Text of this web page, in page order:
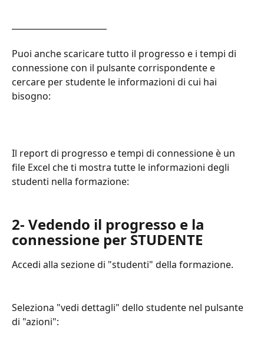
Puoi anche scaricare tutto il progresso e i tempi di
connessione con il pulsante corrispondente e
cercare per studente le informazioni di cui hai
bisogno:
Il report di progresso e tempi di connessione è un
file Excel che ti mostra tutte le informazioni degli
studenti nella formazione:
2- Vedendo il progresso e la
connessione per STUDENTE
Accedi alla sezione di "studenti" della formazione.
Seleziona "vedi dettagli" dello studente nel pulsante
di "azioni":